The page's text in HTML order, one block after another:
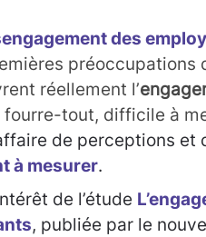
des
préoccupations
réellement l’
fourre-tout, difficile à
de perceptions et
à mesurer.
de l’étude
, publiée par le